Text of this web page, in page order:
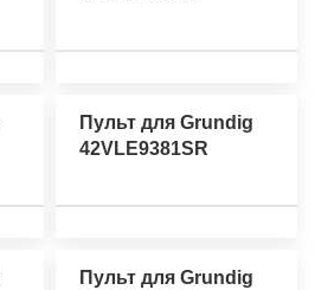
Пульт для Grundig
42VLE9381SR
Пульт для Grundig